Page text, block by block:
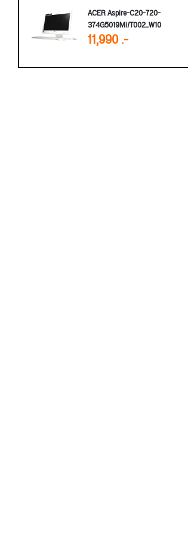
ACER Aspire-C20-720-
374G5019Mi/T002_W10
11,990 .-